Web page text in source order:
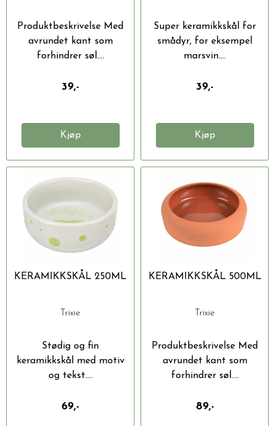
Produktbeskrivelse Med
avrundet kant som
forhindrer søl....
39,-
Kjøp
Super keramikkskål for
smådyr, for eksempel
marsvin....
39,-
Kjøp
KERAMIKKSKÅL 250ML
Trixie
Stødig og fin
keramikkskål med motiv
og tekst....
69,-
KERAMIKKSKÅL 500ML
Trixie
Produktbeskrivelse Med
avrundet kant som
forhindrer søl....
89,-